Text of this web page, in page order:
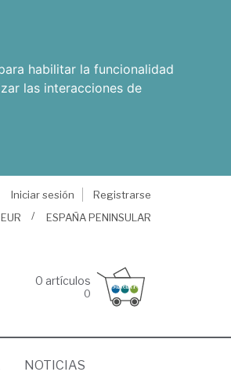
habilitar la funcionalidad
las interacciones de
Iniciar sesión
Registrarse
EUR ESPAÑA PENINSULAR
0 artículos
0
NOTICIAS